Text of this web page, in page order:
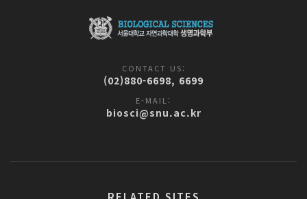
CONTACT US:
(02)880-6698, 6699
E-MAIL:
biosci@snu.ac.kr